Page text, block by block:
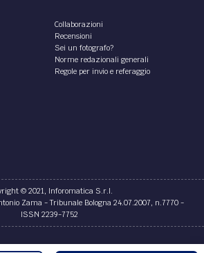
questi anni sembra appesantita e
problemi che solo ad elencarli
Giglio